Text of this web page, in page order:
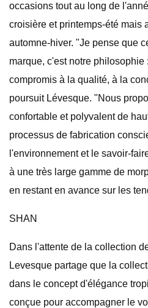
occasions tout au long de
croisière et printemps-été mais
automne-hiver. "Je pense que
marque, c'est notre
compromis à la qualité, à la
poursuit Lévesque. "Nous
confortable et polyvalent de
processus de fabrication
l'environnement et le savoir-
à une très large gamme de
en restant en avance sur les
SHAN
Dans l'attente de la collection
Levesque partage que la
dans le concept d'élégance
conçue pour accompagner le